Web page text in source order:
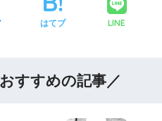
はてブ LINE
すすめの記事／